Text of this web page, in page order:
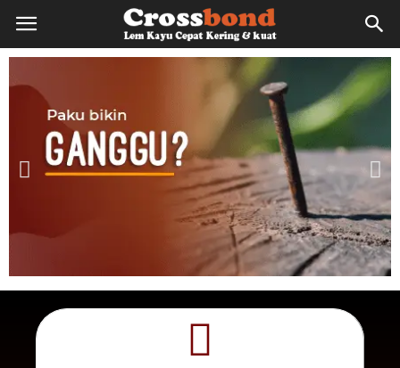
lemkayu.net
Lem